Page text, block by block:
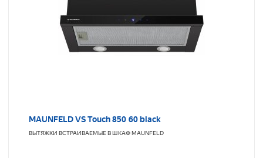
MAUNFELD VS Touch 850 60 black
ВЫТЯЖКИ ВСТРАИВАЕМЫЕ В ШКАФMAUNFELD